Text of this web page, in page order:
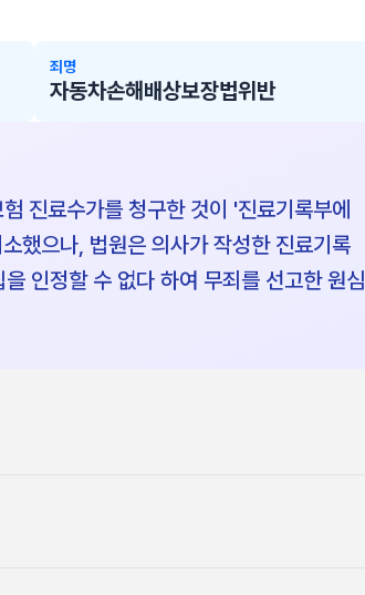
죄명
자동차손해배상보장법위반
진료수가를 청구한 것이 '진료기록부에
했으나, 법원은 의사가 작성한 진료기록
인정할 수 없다 하여 무죄를 선고한 원심